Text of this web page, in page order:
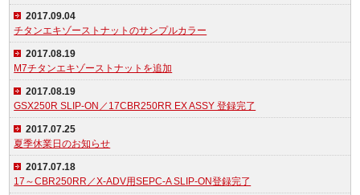
2017.09.04
チタンエキゾーストナットのサンプルカラー
2017.08.19
M7チタンエキゾーストナットを追加
2017.08.19
GSX250R SLIP-ON／17CBR250RR EX ASSY 登録完了
2017.07.25
夏季休業日のお知らせ
2017.07.18
17～CBR250RR／X-ADV用SEPC-A SLIP-ON登録完了